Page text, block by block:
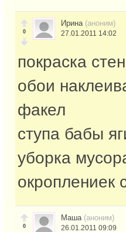
0
Ирина (аноним)
27.01.2011 14:02
покраска стен
обои
факел
ступа бабы
уборка
окроплениек
0
Маша (аноним)
26.01.2011 09:09